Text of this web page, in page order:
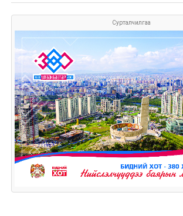
Сурталчилгаа